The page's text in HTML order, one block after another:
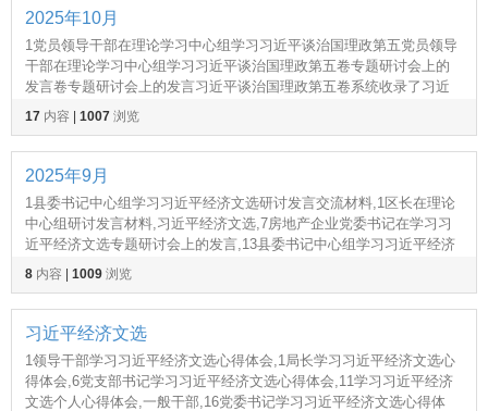
2025年10月
1党员领导干部在理论学习中心组学习习近平谈治国理政第五党员领导
干部在理论学习中心组学习习近平谈治国理政第五卷专题研讨会上的
发言卷专题研讨会上的发言习近平谈治国理政第五卷系统收录了习近
平总书记在2020年2月至2022年10月期间的重要著作,1单位副职领导关
于习近平经济文选研讨发言材料,1,单位副职领
17 内容 1007 浏览
2025年9月
1县委书记中心组学习习近平经济文选研讨发言交流材料,1区长在理论
中心组研讨发言材料,习近平经济文选,7房地产企业党委书记在学习习
近平经济文选专题研讨会上的发言,13县委书记中心组学习习近平经济
文选研讨发言交流材料县委书记中心组学习习近平经济,1乡镇作风建设
问题及整改清单,1作风建设问题清单,100条
8 内容 1009 浏览
习近平经济文选
1领导干部学习习近平经济文选心得体会,1局长学习习近平经济文选心
得体会,6党支部书记学习习近平经济文选心得体会,11学习习近平经济
文选个人心得体会,一般干部,16党委书记学习习近平经济文选心得体